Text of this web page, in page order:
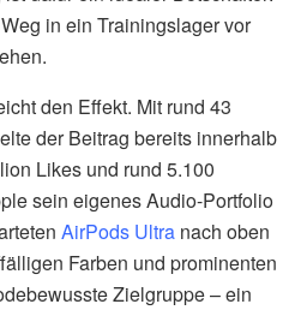
in ein Trainingslager vor
den Effekt. Mit rund 43
der Beitrag bereits innerhalb
Likes und rund 5.100
sein eigenes Audio-Portfolio
AirPods Ultra nach oben
Farben und prominenten
Zielgruppe – ein